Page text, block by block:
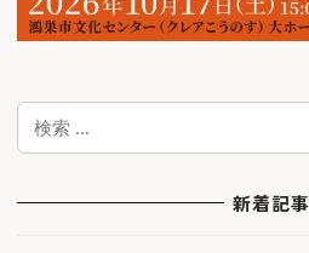
検
新着記事